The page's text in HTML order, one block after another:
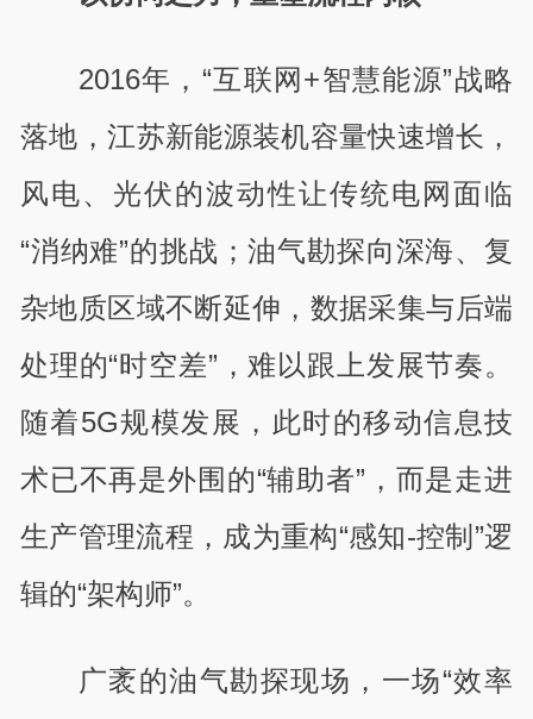
2016年，“互联网+智慧能源”战略
落地，江苏新能源装机容量快速增长，
风电、光伏的波动性让传统电网面临
“消纳难”的挑战；油气勘探向深海、复
杂地质区域不断延伸，数据采集与后端
处理的“时空差”，难以跟上发展节奏。
随着5G规模发展，此时的移动信息技
术已不再是外围的“辅助者”，而是走进
生产管理流程，成为重构“感知-控制”逻
辑的“架构师”。
广袤的油气勘探现场，一场“效率